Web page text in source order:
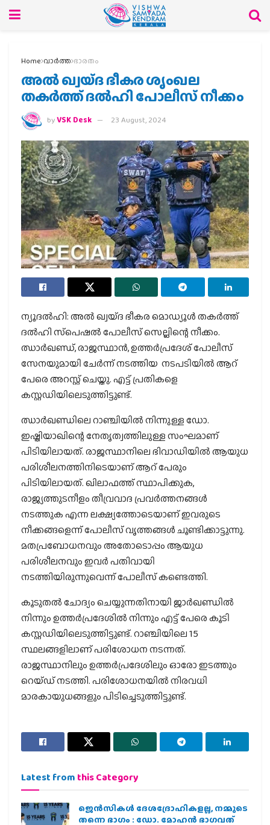
Home വാര്‍ത്ത ഭാരതം
അല്‍ ഖ്വയ്ദ ഭീകര ശൃംഖല
തകര്‍ത്ത് ദല്‍ഹി പോലീസ് നീക്കം
byVSK Desk 23 August, 2024
ന്യൂദല്‍ഹി: അല്‍ ഖ്വയ്ദ ഭീകര മൊഡ്യൂള്‍ തകര്‍ത്ത്
ദല്‍ഹി സ്‌പെഷല്‍ പോലീസ് സെല്ലിന്റെ നീക്കം.
ഝാര്‍ഖണ്ഡ്, രാജസ്ഥാന്‍, ഉത്തര്‍പ്രദേശ് പോലീസ്
സേനയുമായി ചേര്‍ന്ന് നടത്തിയ നടപടിയില്‍ ആറ്
പേരെ അറസ്റ്റ് ചെയ്തു. എട്ട് പ്രതികളെ
കസ്റ്റഡിയിലെടുത്തിട്ടുണ്ട്.
ഝാര്‍ഖണ്ഡിലെ റാഞ്ചിയില്‍ നിന്നുള്ള ഡോ.
ഇഷ്തിയാഖിന്റെ നേതൃത്വത്തിലുള്ള സംഘമാണ്
പിടിയിലായത്. രാജസ്ഥാനിലെ ഭിവാഡിയില്‍ ആയുധ
പരിശീലനത്തിനിടെയാണ് ആറ് പേരും
പിടിയിലായത്. ഖിലാഫത്ത് സ്ഥാപിക്കുക,
രാജ്യത്തുടനീളം തീവ്രവാദ പ്രവര്‍ത്തനങ്ങള്‍
നടത്തുക എന്ന ലക്ഷ്യത്തോടെയാണ് ഇവരുടെ
നീക്കങ്ങളെന്ന് പോലീസ് വൃത്തങ്ങള്‍ ചൂണ്ടിക്കാട്ടുന്നു.
മതപ്രബോധനവും അതോടൊപ്പം ആയുധ
പരിശീലനവും ഇവര്‍ പതിവായി
നടത്തിയിരുന്നുവെന്ന് പോലീസ് കണ്ടെത്തി.
കൂടുതല്‍ ചോദ്യം ചെയ്യുന്നതിനായി ജാര്‍ഖണ്ഡില്‍
നിന്നും ഉത്തര്‍പ്രദേശില്‍ നിന്നും എട്ട് പേരെ കൂടി
കസ്റ്റഡിയിലെടുത്തിട്ടുണ്ട്. റാഞ്ചിയിലെ 15
സ്ഥലങ്ങളിലാണ് പരിശോധന നടന്നത്.
രാജസ്ഥാനിലും ഉത്തര്‍പ്രദേശിലും ഓരോ ഇടത്തും
റെയ്ഡ് നടത്തി. പരിശോധനയില്‍ നിരവധി
മാരകായുധങ്ങളും പിടിച്ചെടുത്തിട്ടുണ്ട്.
Latest from this Category
ജെന്‍സികള്‍ ദേശദ്രോഹികളല്ല, നമ്മുടെ
തന്നെ ഭാഗം : ഡോ. മോഹന്‍ ഭാഗവത്